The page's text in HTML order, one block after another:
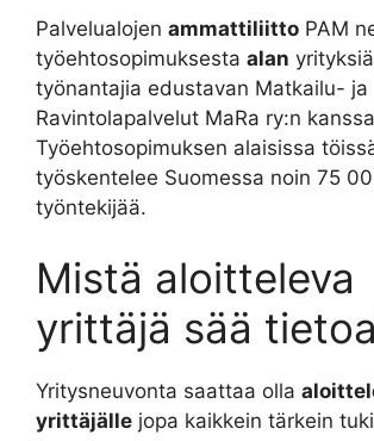
Palvelualojen ammattiliitto PAM
työehtosopimuksesta alan
työnantajia edustavan Matkailu- ja
Ravintolapalvelut MaRa ry:n
Työehtosopimuksen alaisissa
työskentelee Suomessa noin 75
työntekijää.
Mistä aloitteleva
yrittäjä sää
Yritysneuvonta saattaa olla
yrittäjälle jopa kaikkein tärkein